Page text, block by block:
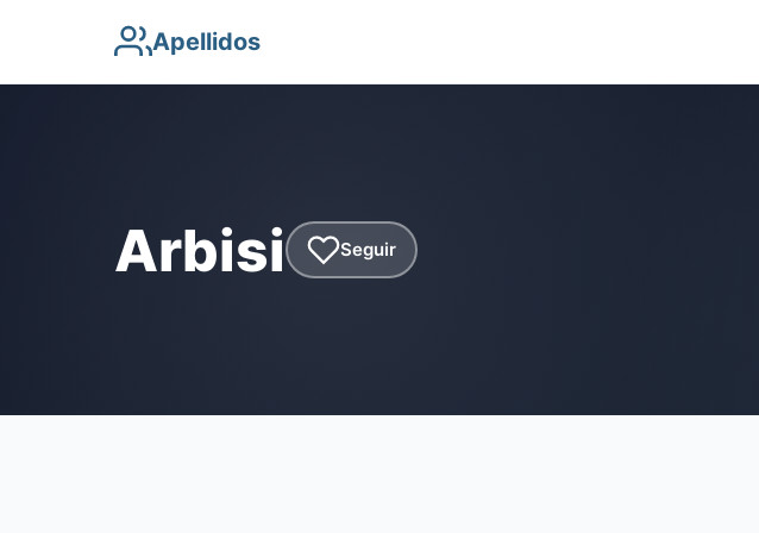
Apellidos
Arbisi Seguir